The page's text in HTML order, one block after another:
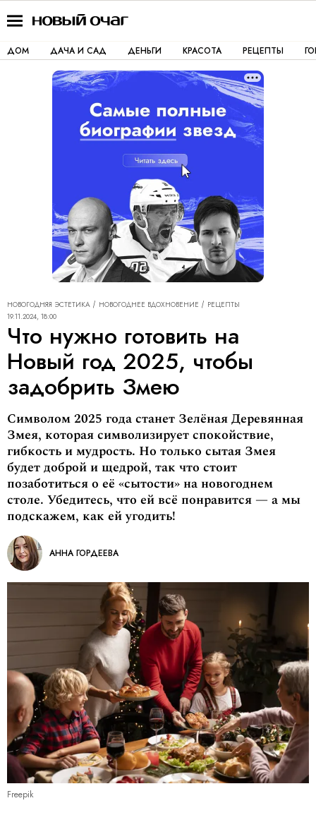
ДОМ ДАЧА И САД ДЕНЬГИ КРАСОТА РЕЦЕПТЫ
НОВОГОДНЯЯ ЭСТЕТИКА НОВОГОДНЕЕ ВДОХНОВЕНИЕ
РЕЦЕПТЫ
19.11.2024, 18:00
Что нужно готовить на
Новый год 2025, чтобы
задобрить Змею
Символом 2025 года станет Зелёная Деревянная
Змея, которая символизирует спокойствие,
гибкость и мудрость. Но только сытая Змея
будет доброй и щедрой, так что стоит
позаботиться о её «сытости» на новогоднем
столе. Убедитесь, что ей всё понравится — а мы
подскажем, как ей угодить!
АННА ГОРДЕЕВА
Freepik